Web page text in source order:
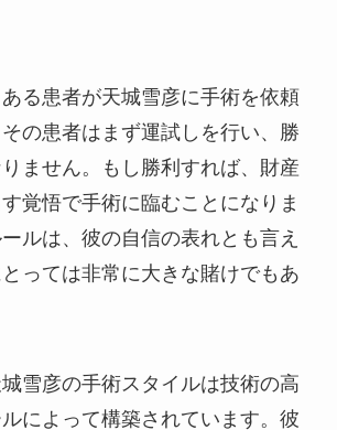
る患者が天城雪彦に手術を依頼
の患者はまず運試しを行い、勝
ません。もし勝利すれば、財産
覚悟で手術に臨むことになりま
ルは、彼の自信の表れとも言え
っては非常に大きな賭けでもあ
雪彦の手術スタイルは技術の高
によって構築されています。彼